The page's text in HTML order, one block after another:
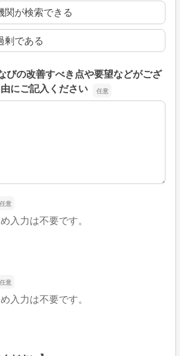
関が検索できる
剰である
びの改善すべき点や要望などがござ
にご記入ください
びの改善すべき点や要望などがござい
入力は不要です。
入力は不要です。